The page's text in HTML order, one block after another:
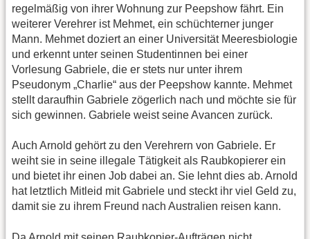
regelmäßig von ihrer Wohnung zur Peepshow fährt. Ein
weiterer Verehrer ist Mehmet, ein schüchterner junger
Mann. Mehmet doziert an einer Universität Meeresbiologie
und erkennt unter seinen Studentinnen bei einer
Vorlesung Gabriele, die er stets nur unter ihrem
Pseudonym „Charlie“ aus der Peepshow kannte. Mehmet
stellt daraufhin Gabriele zögerlich nach und möchte sie für
sich gewinnen. Gabriele weist seine Avancen zurück.
Auch Arnold gehört zu den Verehrern von Gabriele. Er
weiht sie in seine illegale Tätigkeit als Raubkopierer ein
und bietet ihr einen Job dabei an. Sie lehnt dies ab. Arnold
hat letztlich Mitleid mit Gabriele und steckt ihr viel Geld zu,
damit sie zu ihrem Freund nach Australien reisen kann.